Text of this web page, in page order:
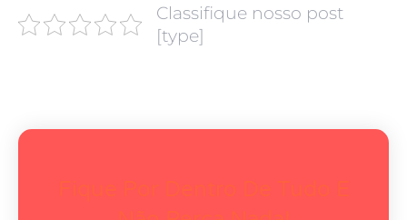
Classifique nosso post
[type]